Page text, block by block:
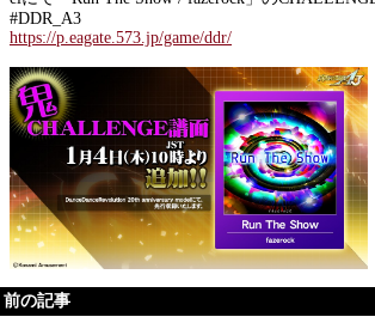
#DDR_A3
https://p.eagate.573.jp/game/ddr/
前の記事